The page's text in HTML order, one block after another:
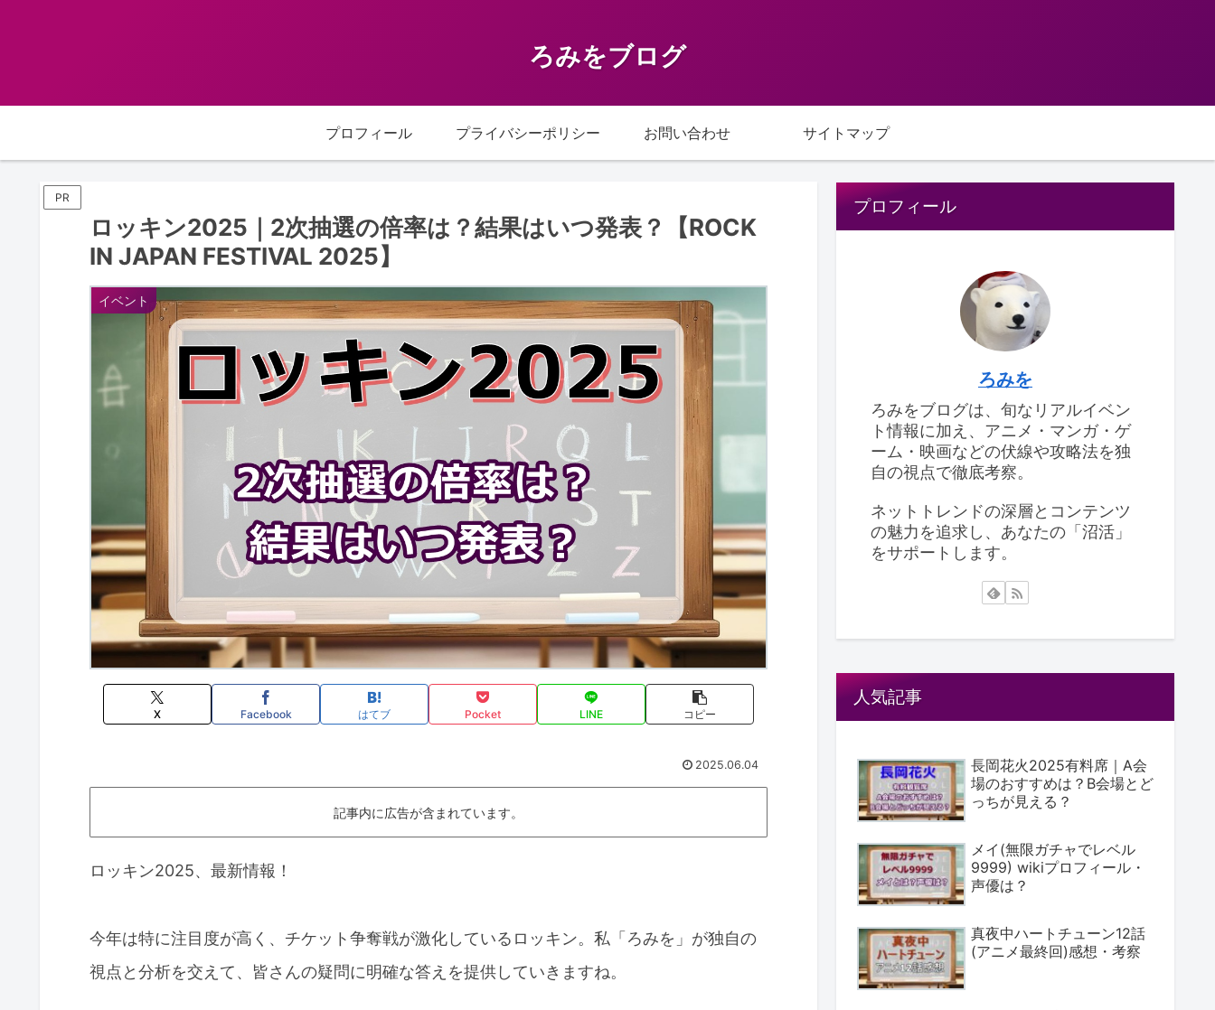
ろみをブログ
プロフィール プライバシーポリシー お問い合わせ サイトマップ
PR
ロッキン2025｜2次抽選の倍率は？結果はいつ発表？【ROCK
IN JAPAN FESTIVAL 2025】
イベント
X Facebook はてブ Pocket LINE コピー
2025.06.04
記事内に広告が含まれています。
ロッキン2025、最新情報！
今年は特に注目度が高く、チケット争奪戦が激化しているロッキン。私「ろみを」が独自の
視点と分析を交えて、皆さんの疑問に明確な答えを提供していきますね。
プロフィール
ろみを
ろみをブログは、旬なリアルイベン
ト情報に加え、アニメ・マンガ・ゲ
ーム・映画などの伏線や攻略法を独
自の視点で徹底考察。
ネットトレンドの深層とコンテンツ
の魅力を追求し、あなたの「沼活」
をサポートします。
人気記事
長岡花火2025有料席｜A会
場のおすすめは？B会場とど
っちが見える？
メイ(無限ガチャでレベル
9999) wikiプロフィール・
声優は？
真夜中ハートチューン12話
(アニメ最終回)感想・考察